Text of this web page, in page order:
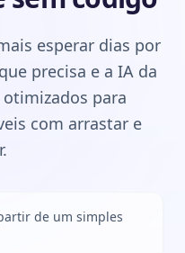
esperar dias por
precisa e a IA da
para
com arrastar e
de um simples